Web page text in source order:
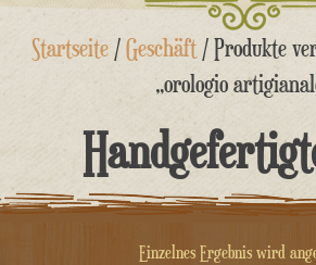
Zum
InhaltStartseite/Geschäft/ Produkte
„orologio
Einzelnes Ergebnis wird